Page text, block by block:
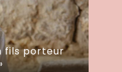
fils porteur